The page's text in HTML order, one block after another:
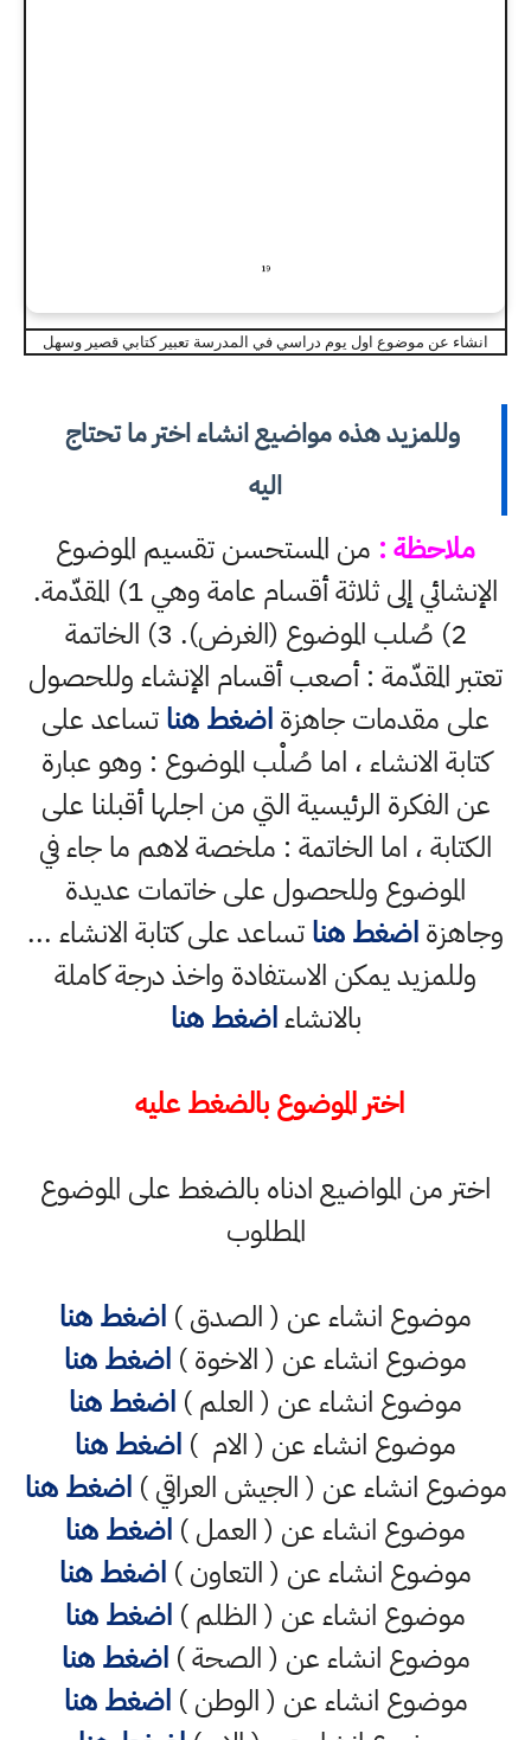
انشاء عن موضوع اول يوم دراسي في المدرسة تعبير كتابي قصير وسهل
وللمزيد هذه مواضيع انشاء اختر ما تحتاج
اليه
ملاحظة : من المستحسن تقسيم الموضوع
الإنشائي إلى ثلاثة أقسام عامة وهي 1) المقدّمة.
2) صُلب الموضوع (الغرض). 3) الخاتمة
تعتبر المقدّمة : أصعب أقسام الإنشاء وللحصول
على مقدمات جاهزةاضغط هناتساعد على
كتابة الانشاء ، اما صُلْب الموضوع : وهو عبارة
عن الفكرة الرئيسية التي من اجلها أقبلنا على
الكتابة ، اما الخاتمة : ملخصة لاهم ما جاء في
الموضوع وللحصول على خاتمات عديدة
وجاهزةاضغط هناتساعد على كتابة الانشاء ...
وللمزيد يمكن الاستفادة واخذ درجة كاملة
بالانشاءاضغط هنا
اختر الموضوع بالضغط عليه
اختر من المواضيع ادناه بالضغط على الموضوع
المطلوب
موضوع انشاء عن ( الصدق ) اضغط هنا
موضوع انشاء عن ( الاخوة ) اضغط هنا
موضوع انشاء عن ( العلم ) اضغط هنا
موضوع انشاء عن ( الام ) اضغط هنا
موضوع انشاء عن ( الجيش العراقي )اضغط هنا
موضوع انشاء عن ( العمل ) اضغط هنا
موضوع انشاء عن ( التعاون ) اضغط هنا
موضوع انشاء عن ( الظلم ) اضغط هنا
موضوع انشاء عن ( الصحة )اضغط هنا
موضوع انشاء عن ( الوطن )اضغط هنا